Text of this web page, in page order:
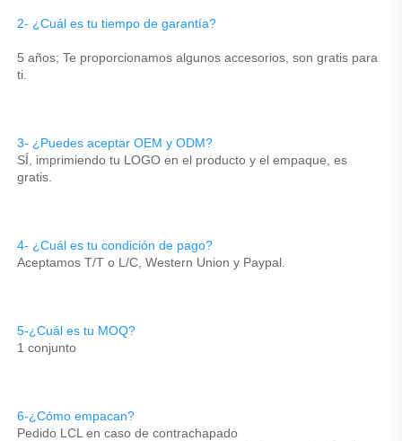
2- ¿Cuál es tu tiempo de garantía?
5 años; Te proporcionamos algunos accesorios, son gratis para
ti.
3- ¿Puedes aceptar OEM y ODM?
SÍ, imprimiendo tu LOGO en el producto y el empaque, es
gratis.
4- ¿Cuál es tu condición de pago?
Aceptamos T/T o L/C, Western Union y Paypal.
5-¿Cuál es tu MOQ?
1 conjunto
6-¿Cómo empacan?
Pedido LCL en caso de contrachapado